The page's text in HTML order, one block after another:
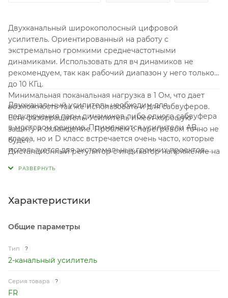
Двухканальный широкополосный цифровой
усилитель. Ориентированный на работу с
экстремально громкими среднечастотными
динамиками. Использовать для вч динамиков не
рекомендуем, так как рабочий диапазон у него только
до 10 КГц.
Минимальная поканальная нагрузка в 1 Ом, что дает
возможность так же использовать и для сабвуферов.
Есть фазовращатель. Усилитель имеет хорошую
защиту и охлаждение. Проблем с перегревом точно не
будет.
Дистанционный регулятор с индикатор напряжение на
Двухканальный усилитель необходим для
подключения пары динамиков либо одного сабвуфера
в мостовом режиме. Применяются усилители AB
класса, но и D класс встречается очень часто, которые
используется для экстремальных громких проектов.
номинальная выходная мощность. Усиление качества
тем лучше.
Характеристики
Общие параметры
Тип ?
2-канальный усилитель
Серия товара ?
FR